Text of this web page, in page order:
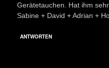
Gerätetauchen. Hat ihm
Sabine + David + Adrian +
ANTWORTEN